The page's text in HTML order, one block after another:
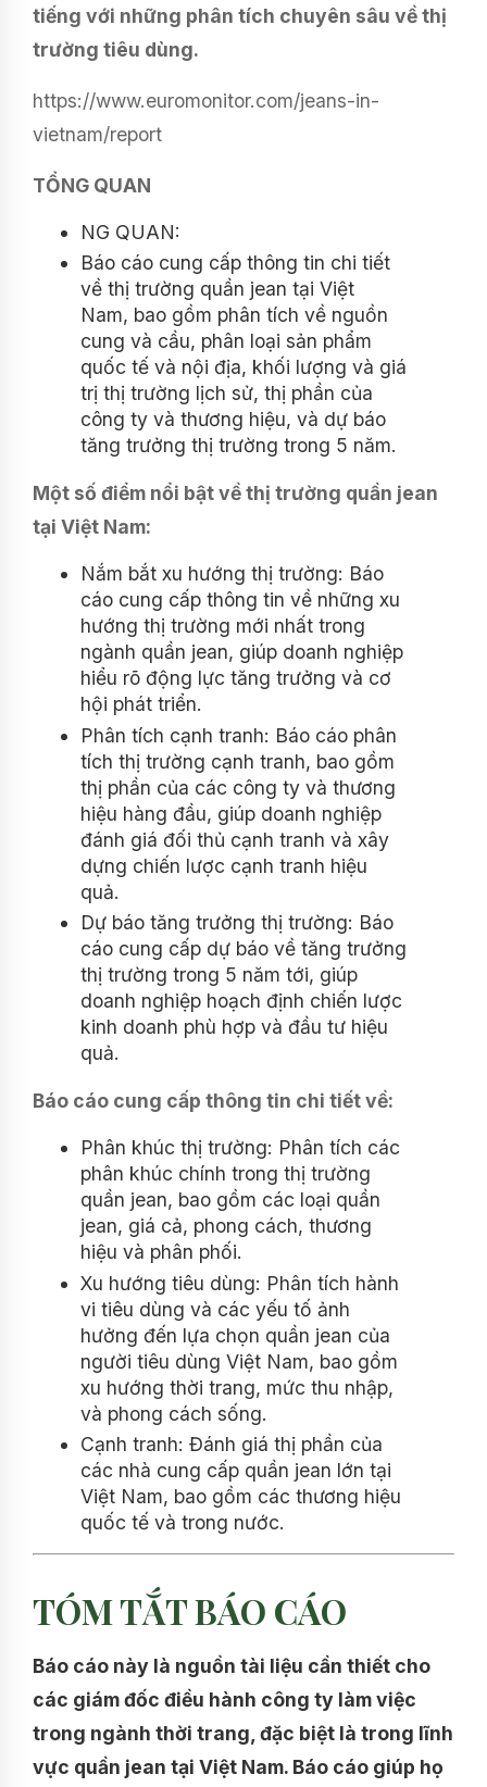
tiếng với những phân tích chuyên sâu về thị
trường tiêu dùng.
https://www.euromonitor.com/jeans-in-
vietnam/report
TỔNG QUAN
NG QUAN:
Báo cáo cung cấp thông tin chi tiết
về thị trường quần jean tại Việt
Nam, bao gồm phân tích về nguồn
cung và cầu, phân loại sản phẩm
quốc tế và nội địa, khối lượng và giá
trị thị trường lịch sử, thị phần của
công ty và thương hiệu, và dự báo
tăng trưởng thị trường trong 5 năm.
Một số điểm nổi bật về thị trường quần jean
tại Việt Nam:
Nắm bắt xu hướng thị trường: Báo
cáo cung cấp thông tin về những xu
hướng thị trường mới nhất trong
ngành quần jean, giúp doanh nghiệp
hiểu rõ động lực tăng trưởng và cơ
hội phát triển.
Phân tích cạnh tranh: Báo cáo phân
tích thị trường cạnh tranh, bao gồm
thị phần của các công ty và thương
hiệu hàng đầu, giúp doanh nghiệp
đánh giá đối thủ cạnh tranh và xây
dựng chiến lược cạnh tranh hiệu
quả.
Dự báo tăng trưởng thị trường: Báo
cáo cung cấp dự báo về tăng trưởng
thị trường trong 5 năm tới, giúp
doanh nghiệp hoạch định chiến lược
kinh doanh phù hợp và đầu tư hiệu
quả.
Báo cáo cung cấp thông tin chi tiết về:
Phân khúc thị trường: Phân tích các
phân khúc chính trong thị trường
quần jean, bao gồm các loại quần
jean, giá cả, phong cách, thương
hiệu và phân phối.
Xu hướng tiêu dùng: Phân tích hành
vi tiêu dùng và các yếu tố ảnh
hưởng đến lựa chọn quần jean của
người tiêu dùng Việt Nam, bao gồm
xu hướng thời trang, mức thu nhập,
và phong cách sống.
Cạnh tranh: Đánh giá thị phần của
các nhà cung cấp quần jean lớn tại
Việt Nam, bao gồm các thương hiệu
quốc tế và trong nước.
TÓM TẮT BÁO CÁO
Báo cáo này là nguồn tài liệu cần thiết cho
các giám đốc điều hành công ty làm việc
trong ngành thời trang, đặc biệt là trong lĩnh
vực quần jean tại Việt Nam. Báo cáo giúp họ